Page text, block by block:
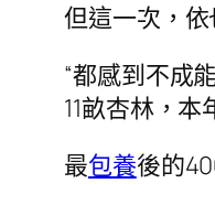
但這一次，
“都感到不成
11畝杏林，
最包養後的